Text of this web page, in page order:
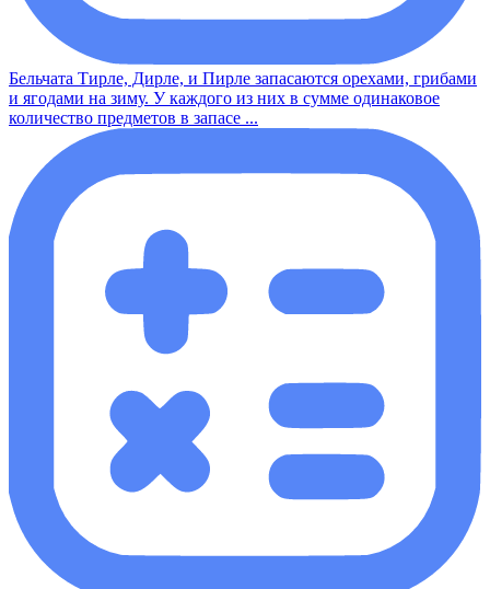
Бельчата Тирле, Дирле, и Пирле запасаются орехами, грибами
и ягодами на зиму. У каждого из них в сумме одинаковое
количество предметов в запасе ...